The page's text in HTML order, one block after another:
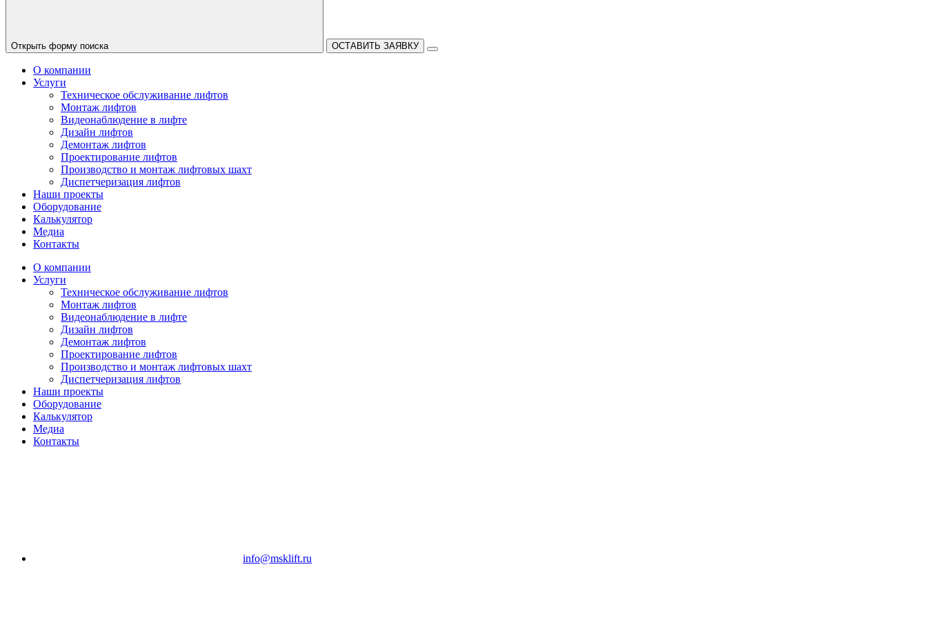
Открыть форму поиска ОСТАВИТЬ ЗАЯВКУ
О компании
Услуги
Техническое обслуживание лифтов
Монтаж лифтов
Видеонаблюдение в лифте
Дизайн лифтов
Демонтаж лифтов
Проектирование лифтов
Производство и монтаж лифтовых шахт
Диспетчеризация лифтов
Наши проекты
Оборудование
Калькулятор
Медиа
Контакты
О компании
Услуги
Техническое обслуживание лифтов
Монтаж лифтов
Видеонаблюдение в лифте
Дизайн лифтов
Демонтаж лифтов
Проектирование лифтов
Производство и монтаж лифтовых шахт
Диспетчеризация лифтов
Наши проекты
Оборудование
Калькулятор
Медиа
Контакты
info@msklift.ru